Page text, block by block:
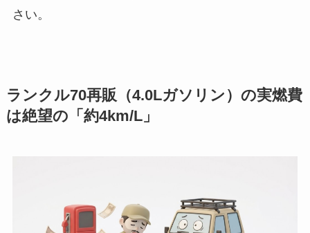
さい。
ランクル70再販（4.0Lガソリン）の実燃費
は絶望の「約4km/L」